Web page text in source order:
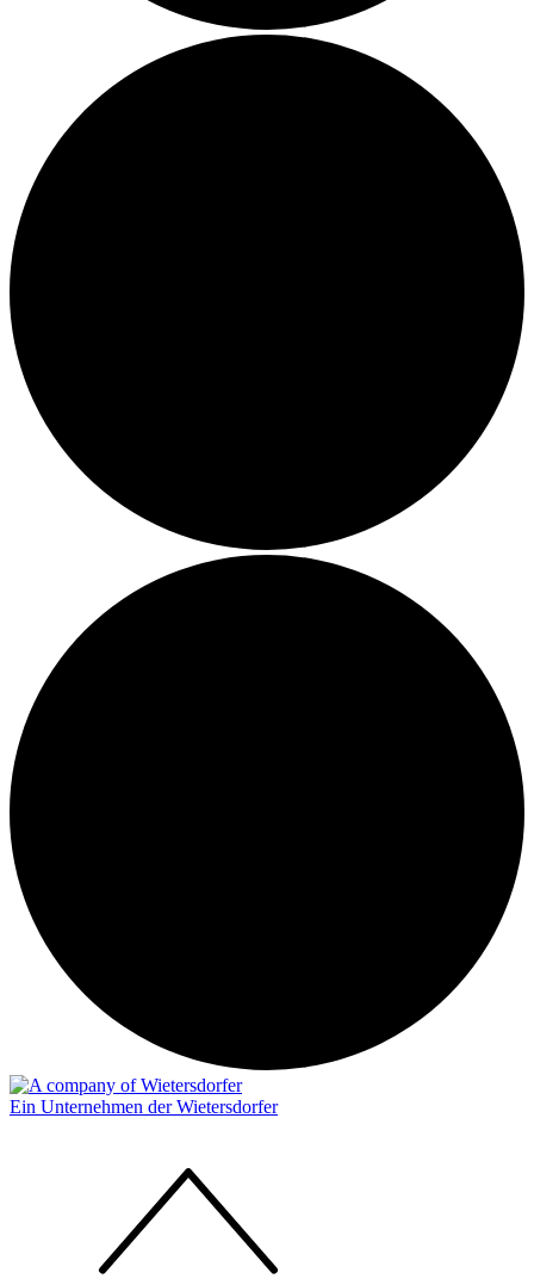
Ein Unternehmen der Wietersdorfer